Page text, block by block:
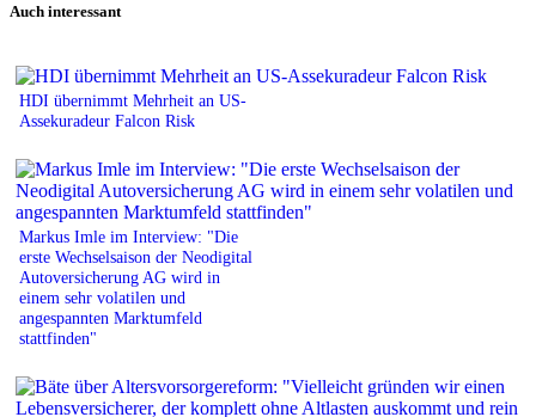
Auch interessant
HDI übernimmt Mehrheit an US-
Assekuradeur Falcon Risk
Markus Imle im Interview: "Die
erste Wechselsaison der Neodigital
Autoversicherung AG wird in
einem sehr volatilen und
angespannten Marktumfeld
stattfinden"